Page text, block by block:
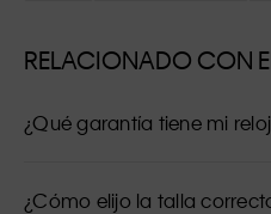
RELACIONADO CON
¿Qué garantía tiene mi
¿Cómo elijo la talla